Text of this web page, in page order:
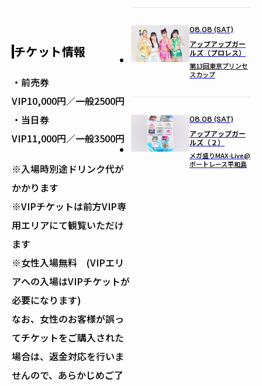
チケット情報
・前売券
VIP10,000円／一般2500円
・当日券
VIP11,000円／一般3500円
※入場時別途ドリンク代が
かかります
※VIPチケットは前方VIP専
用エリアにて観覧いただけ
ます
※女性入場無料 (VIPエリ
アへの入場はVIPチケットが
必要になります)
なお、女性のお客様が誤っ
てチケットをご購入された
場合は、返金対応を行いま
せんので、あらかじめご了
08.08 (SAT)
アップアップガー
ルズ（プロレス）
第13回東京プリンセ
スカップ
08.08 (SAT)
アップアップガー
ルズ（２）
メガ盛りMAX-Live@
ボートレース平和島